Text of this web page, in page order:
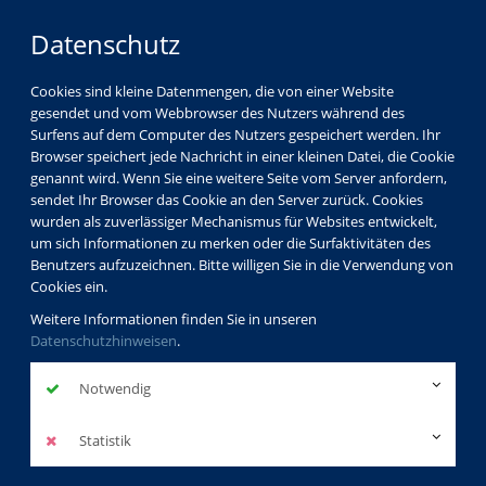
Datenschutz
Cookies sind kleine Datenmengen, die von einer Website
gesendet und vom Webbrowser des Nutzers während des
Surfens auf dem Computer des Nutzers gespeichert werden. Ihr
Browser speichert jede Nachricht in einer kleinen Datei, die Cookie
genannt wird. Wenn Sie eine weitere Seite vom Server anfordern,
sendet Ihr Browser das Cookie an den Server zurück. Cookies
wurden als zuverlässiger Mechanismus für Websites entwickelt,
um sich Informationen zu merken oder die Surfaktivitäten des
Benutzers aufzuzeichnen. Bitte willigen Sie in die Verwendung von
Cookies ein.
Weitere Informationen finden Sie in unseren
Datenschutzhinweisen.
Notwendig
Statistik